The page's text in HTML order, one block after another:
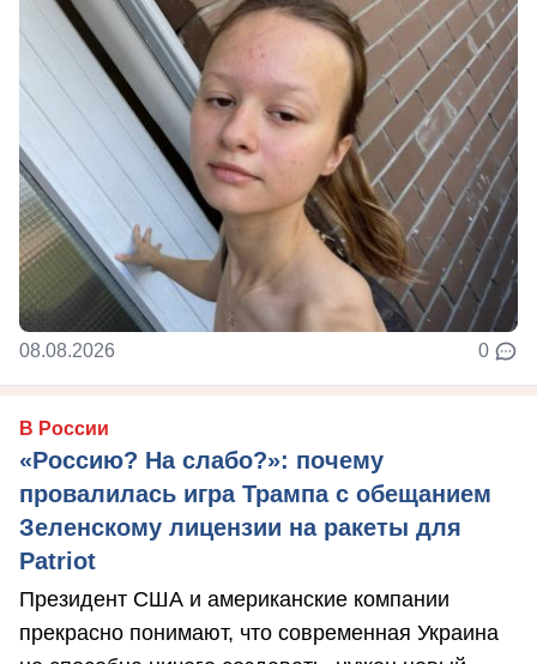
08.08.2026 0
В России
«Россию? На слабо?»: почему
провалилась игра Трампа с обещанием
Зеленскому лицензии на ракеты для
Patriot
Президент США и американские компании
прекрасно понимают, что современная Украина